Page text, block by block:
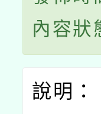
內容狀
說明：